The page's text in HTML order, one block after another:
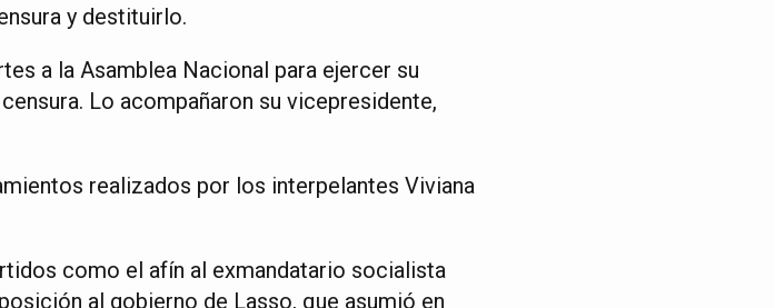
y destituirlo.
a la Asamblea Nacional para ejercer su
Lo acompañaron su vicepresidente,
realizados por los interpelantes Viviana
como el afín al exmandatario socialista
al gobierno de Lasso, que asumió en